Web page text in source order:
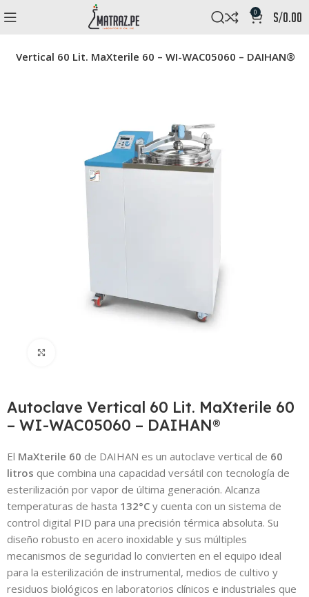
0 s/0.00
Vertical 60 Lit. MaXterile 60 – WI-WAC05060 – DAIHAN®
Autoclave Vertical 60 Lit. MaXterile 60
– WI-WAC05060 – DAIHAN®
El MaXterile 60 de DAIHAN es un autoclave vertical de 60
litros que combina una capacidad versátil con tecnología de
esterilización por vapor de última generación. Alcanza
temperaturas de hasta 132°C y cuenta con un sistema de
control digital PID para una precisión térmica absoluta. Su
diseño robusto en acero inoxidable y sus múltiples
mecanismos de seguridad lo convierten en el equipo ideal
para la esterilización de instrumental, medios de cultivo y
residuos biológicos en laboratorios clínicos e industriales que